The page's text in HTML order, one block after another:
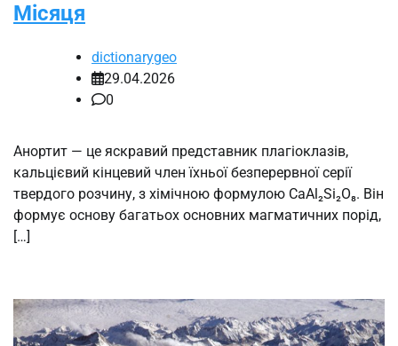
Місяця
dictionarygeo
29.04.2026
0
Анортит — це яскравий представник плагіоклазів,
кальцієвий кінцевий член їхньої безперервної серії
твердого розчину, з хімічною формулою CaAl₂Si₂O₈. Він
формує основу багатьох основних магматичних порід,
[…]